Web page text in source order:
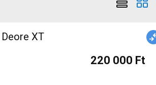
XT
220 000 Ft